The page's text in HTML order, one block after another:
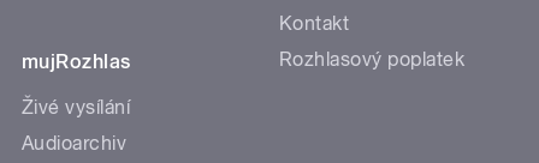
mujRozhlas
Živé vysílání
Audioarchiv
Kontakt
Rozhlasový poplatek